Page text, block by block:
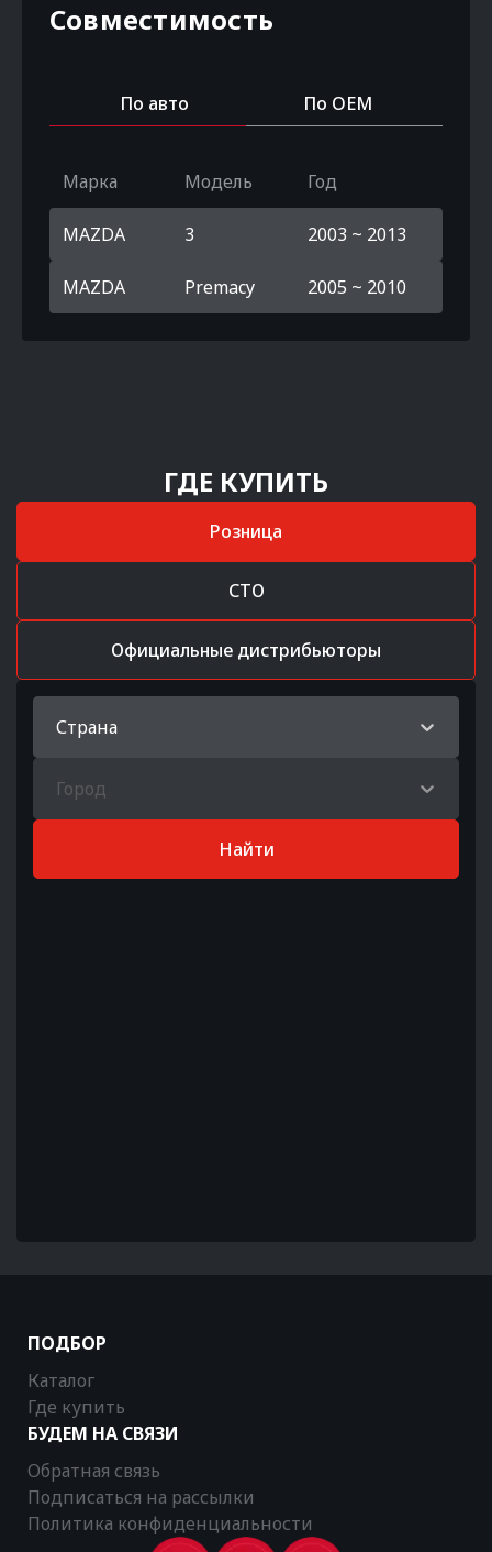
Совместимость
По авто По OEM
Марка Модель Год
MAZDA 3 2003 ~ 2013
MAZDA Premacy 2005 ~ 2010
ГДЕ КУПИТЬ
Розница
СТО
Официальные дистрибьюторы
Страна
Город
Найти
ПОДБОР
Каталог
Где купить
БУДЕМ НА СВЯЗИ
Обратная связь
Подписаться на рассылки
Политика конфиденциальности